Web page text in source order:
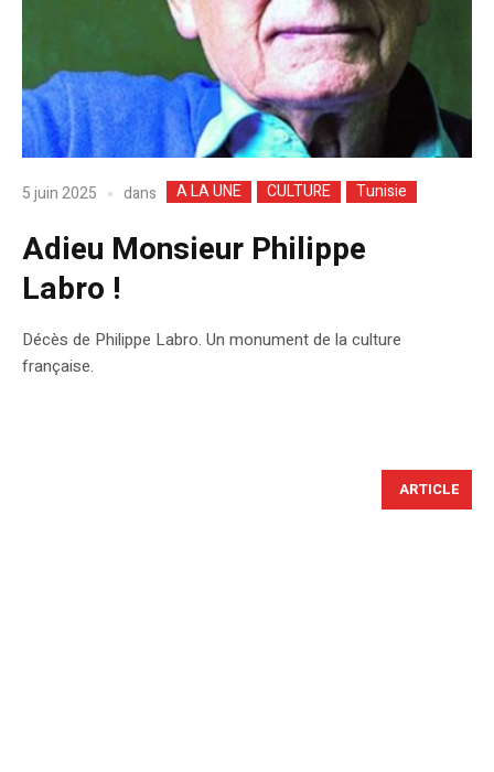
5 juin 2025 dans A LA UNE CULTURE Tunisie
Adieu Monsieur Philippe
Labro !
Décès de Philippe Labro. Un monument de la culture
française.
ARTICLE